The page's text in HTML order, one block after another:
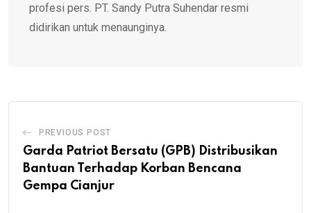
profesi pers. PT. Sandy Putra Suhendar resmi
didirikan untuk menaunginya.
PREVIOUS POST
Garda Patriot Bersatu (GPB) Distribusikan
Bantuan Terhadap Korban Bencana
Gempa Cianjur